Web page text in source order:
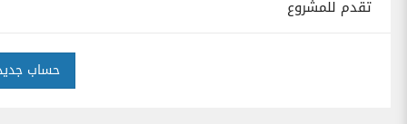
تقدم للمشروع
حساب